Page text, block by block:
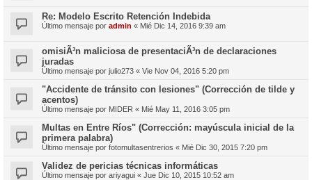
Re: Modelo Escrito Retención Indebida
Último mensaje por admin « Mié Dic 14, 2016 9:39 am
omisiÃ³n maliciosa de presentaciÃ³n de declaraciones
juradas
Último mensaje por julio273 « Vie Nov 04, 2016 5:20 pm
"Accidente de tránsito con lesiones" (Corrección de tilde y
acentos)
Último mensaje por MIDER « Mié May 11, 2016 3:05 pm
Multas en Entre Ríos" (Corrección: mayúscula inicial de la
primera palabra)
Último mensaje por fotomultasentrerios « Mié Dic 30, 2015 7:20 pm
Validez de pericias técnicas informáticas
Último mensaje por ariyagui « Jue Dic 10, 2015 10:52 am